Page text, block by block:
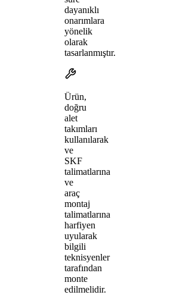
dayanıklı
onarımlara
yönelik
olarak
tasarlanmıştır.
Ürün,
doğru
alet
takımları
kullanılarak
ve
SKF
talimatlarına
ve
araç
montaj
talimatlarına
harfiyen
uyularak
bilgili
teknisyenler
tarafından
monte
edilmelidir.